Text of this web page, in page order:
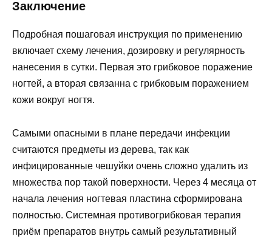
Заключение
Подробная пошаговая инструкция по применению
включает схему лечения, дозировку и регулярность
нанесения в сутки. Первая это грибковое поражение
ногтей, а вторая связанна с грибковым поражением
кожи вокруг ногтя.
Самыми опасными в плане передачи инфекции
считаются предметы из дерева, так как
инфицированные чешуйки очень сложно удалить из
множества пор такой поверхности. Через 4 месяца от
начала лечения ногтевая пластина сформирована
полностью. Системная противогрибковая терапия
приём препаратов внутрь самый результативный